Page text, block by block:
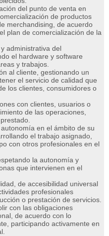
del punto de venta en
de productos
merchandising, de acuerdo
plan de comercialización de la
administrativa del
el hardware y software
y trabajos.
al cliente, gestionando un
el servicio de calidad que
los clientes, consumidores o
con clientes, usuarios o
de las operaciones,
en el ámbito de su
el trabajo asignado,
con otros profesionales en el
la autonomía y
que intervienen en el
de accesibilidad universal
profesionales
o prestación de servicios.
con las obligaciones
de acuerdo con lo
participando activamente en